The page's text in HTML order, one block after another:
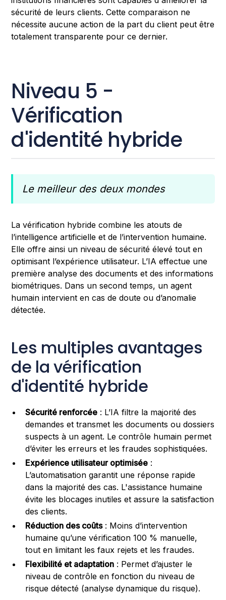
sécurité de leurs clients. Cette comparaison ne
nécessite aucune action de la part du client peut être
totalement transparente pour ce dernier.
Niveau 5 -
Vérification
d'identité hybride
Le meilleur des deux mondes
La vérification hybride combine les atouts de
l’intelligence artificielle et de l’intervention humaine.
Elle offre ainsi un niveau de sécurité élevé tout en
optimisant l’expérience utilisateur. L’IA effectue une
première analyse des documents et des informations
biométriques. Dans un second temps, un agent
humain intervient en cas de doute ou d’anomalie
détectée.
Les multiples avantages
de la vérification
d'identité hybride
Sécurité renforcée : L’IA filtre la majorité des
demandes et transmet les documents ou dossiers
suspects à un agent. Le contrôle humain permet
d’éviter les erreurs et les fraudes sophistiquées.
Expérience utilisateur optimisée :
L’automatisation garantit une réponse rapide
dans la majorité des cas. L'assistance humaine
évite les blocages inutiles et assure la satisfaction
des clients.
Réduction des coûts: Moins d’intervention
humaine qu’une vérification 100 % manuelle,
tout en limitant les faux rejets et les fraudes.
Flexibilité et adaptation : Permet d’ajuster le
niveau de contrôle en fonction du niveau de
risque détecté (analyse dynamique du risque).